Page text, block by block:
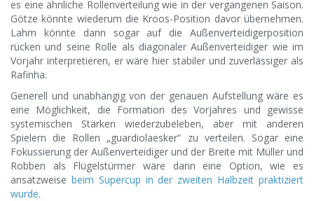
es eine ähnliche Rollenverteilung wie in der vergangenen Saison.
Götze könnte wiederum die Kroos-Position davor übernehmen.
Lahm könnte dann sogar auf die Außenverteidigerposition
rücken und seine Rolle als diagonaler Außenverteidiger wie im
Vorjahr interpretieren, er wäre hier stabiler und zuverlässiger als
Rafinha.
Generell und unabhängig von der genauen Aufstellung wäre es
eine Möglichkeit, die Formation des Vorjahres und gewisse
systemischen Stärken wiederzubeleben, aber mit anderen
Spielern die Rollen „guardiolaesker“ zu verteilen. Sogar eine
Fokussierung der Außenverteidiger und der Breite mit Müller und
Robben als Flügelstürmer wäre dann eine Option, wie es
ansatzweise beim Supercup in der zweiten Halbzeit praktiziert
wurde.